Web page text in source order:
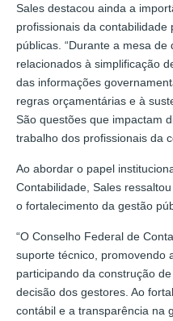
Sales destacou ainda a
profissionais da
públicas. “Durante a mesa
relacionados à simplificação
das informações
regras orçamentárias e à
São questões que impactam
trabalho dos profissionais da
Ao abordar o papel
Contabilidade, Sales
o fortalecimento da gestão
“O Conselho Federal de
suporte técnico, promovendo
participando da construção
decisão dos gestores. Ao
contábil e a transparência na